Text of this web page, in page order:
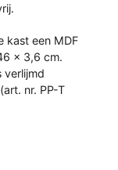
kast een MDF
x 3,6 cm.
verlijmd
nr. PP-T